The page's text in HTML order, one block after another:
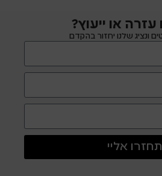
עזרה או ייעוץ?
ונציג שלנו יחזור בהקדם
תחזרו אליי